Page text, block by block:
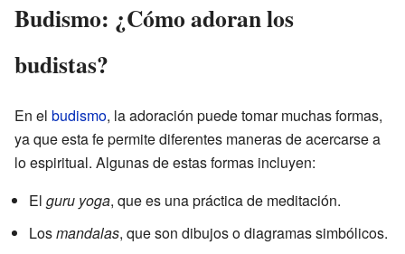
Budismo: ¿Cómo adoran los
budistas?
En el budismo, la adoración puede tomar muchas formas,
ya que esta fe permite diferentes maneras de acercarse a
lo espiritual. Algunas de estas formas incluyen:
El guru yoga, que es una práctica de meditación.
Losmandalas, que son dibujos o diagramas simbólicos.